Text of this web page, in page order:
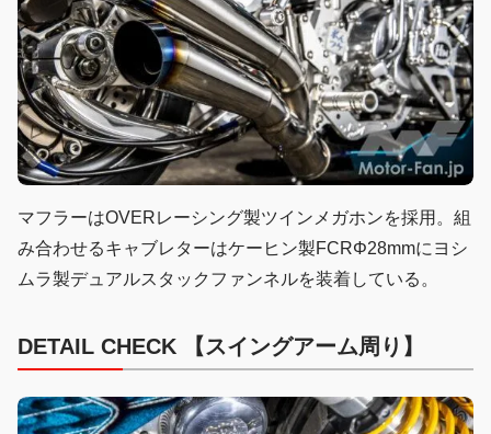
マフラーはOVERレーシング製ツインメガホンを採用。組
み合わせるキャブレターはケーヒン製FCRΦ28mmにヨシ
ムラ製デュアルスタックファンネルを装着している。
DETAIL CHECK 【スイングアーム周り】